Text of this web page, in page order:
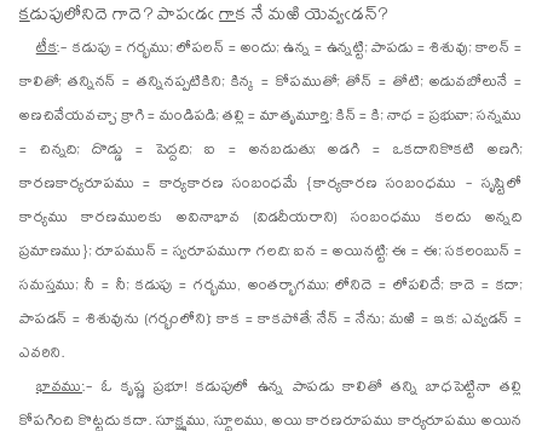
కడుపులోనిదె గాదె? పాపఁడఁగాక నే మఱి యెవ్వఁడన్?
టీక:- కడుపు = గర్భము; లోపలన్ = అందు; ఉన్న = ఉన్నట్టి; పాపడు = శిశువు; కాలన్ =
కాలితో; తన్నినన్ = తన్నినప్పటికిని; కిన్క = కోపముతో; తోన్ = తోటి; అడువబోలునే =
అణచివేయవచ్చా; క్రాగి = మండిపడి; తల్లి = మాతృమూర్తి; కిన్ = కి; నాథ = ప్రభువా; సన్నము
= చిన్నది; దొడ్డు = పెద్దది; ఐ = అనబడుతు; అడగి = ఒకదానికొకటి అణగి;
కారణకార్యరూపము = కార్యకారణ సంబంధమే {కార్యకారణ సంబంధము - సృష్టిలో
కార్యము కారణములకు అవినాభావ (విడదీయరాని) సంబంధము కలదు అన్నది
ప్రమాణము}; రూపమున్ = స్వరూపముగా గలది; ఐన = అయినట్టి; ఈ = ఈ; సకలంబున్ =
సమస్తము; నీ = నీ; కడుపు = గర్భము, అంతర్భాగము; లోనిదె = లోపలిదే; కాదె = కదా;
పాపడన్ = శిశువును (గర్భంలోని); కాక = కాకపోతే; నేన్ = నేను; మఱి = ఇక; ఎవ్వడన్ =
ఎవరిని.
భావము:- ఓ కృష్ణ ప్రభూ! కడుపులో ఉన్న పాపడు కాలితో తన్ని బాధపెట్టినా తల్లి
కోపగించి కొట్టదు కదా. సూక్ష్మము, స్థూలము, అయి కారణరూపము కార్యరూపము అయిన